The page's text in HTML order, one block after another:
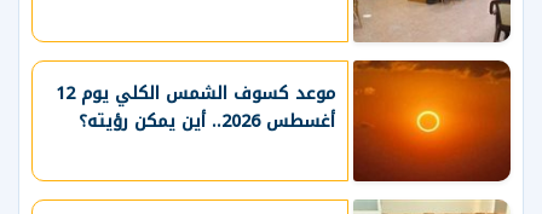
موعد كسوف الشمس الكلي يوم 12
أغسطس 2026.. أين يمكن رؤيته؟